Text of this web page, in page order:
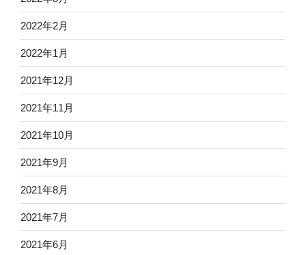
2022年2月
2022年1月
2021年12月
2021年11月
2021年10月
2021年9月
2021年8月
2021年7月
2021年6月